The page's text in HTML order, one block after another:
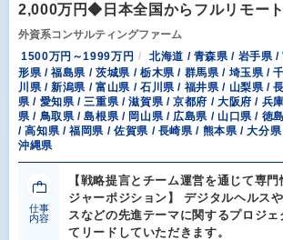
2,000万円◆日本全国からフルリモート
外資系コンサルティングファーム
1500万円～1999万円
北海道 / 青森県 / 岩手県
形県 / 福島県 / 茨城県 / 栃木県 / 群馬県 / 埼玉県 /
川県 / 新潟県 / 富山県 / 石川県 / 福井県 / 山梨県 /
県 / 愛知県 / 三重県 / 滋賀県 / 京都府 / 大阪府 / 兵
県 / 鳥取県 / 島根県 / 岡山県 / 広島県 / 山口県 / 徳
/ 高知県 / 福岡県 / 佐賀県 / 長崎県 / 熊本県 / 大分
沖縄県
仕事
内容
【戦略提言とチーム運営を通じて専
ジャーポジション】 デジタルヘルス
スなどの先進テーマに関するプロジェ
てリードしていただきます。